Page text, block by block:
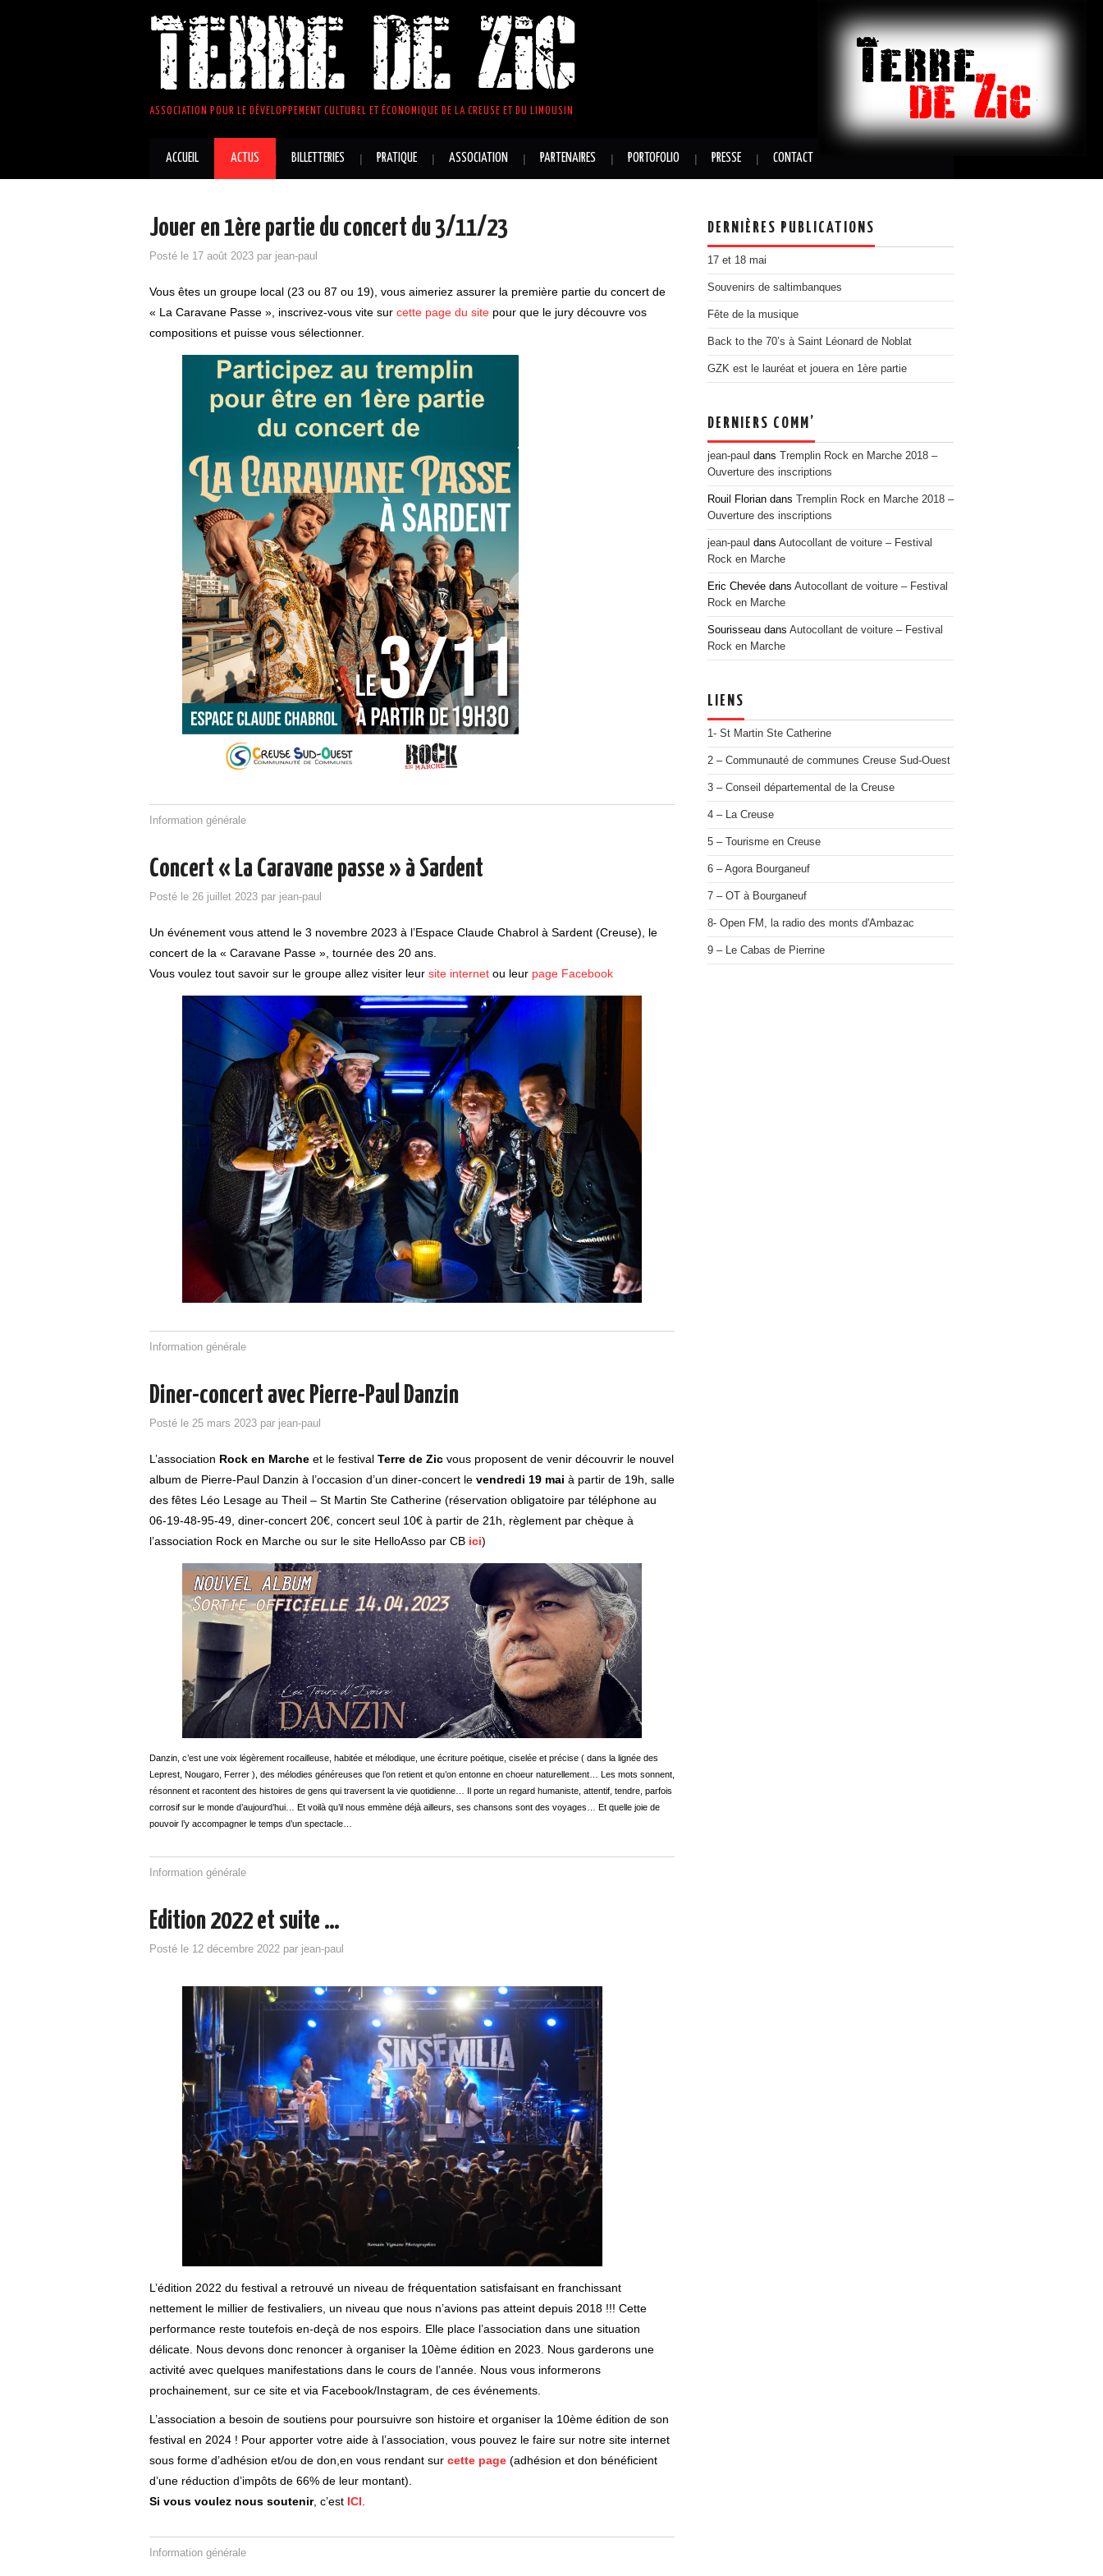
TERRE DE ZIC
ASSOCIATION POUR LE DÉVELOPPEMENT CULTUREL ET ÉCONOMIQUE DE LA CREUSE ET DU LIMOUSIN
ACCUEIL ACTUS BILLETTERIES PRATIQUE ASSOCIATION PARTENAIRES PORTOFOLIO PRESSE CONTACT
Jouer en 1ère partie du concert du 3/11/23
Posté le 17 août 2023 par jean-paul
Vous êtes un groupe local (23 ou 87 ou 19), vous aimeriez assurer la première partie du concert de
« La Caravane Passe », inscrivez-vous vite sur cette page du site pour que le jury découvre vos
compositions et puisse vous sélectionner.
Information générale
Concert « La Caravane passe » à Sardent
Posté le 26 juillet 2023 par jean-paul
Un événement vous attend le 3 novembre 2023 à l’Espace Claude Chabrol à Sardent (Creuse), le
concert de la « Caravane Passe », tournée des 20 ans.
Vous voulez tout savoir sur le groupe allez visiter leur site internet ou leur page Facebook
Information générale
Diner-concert avec Pierre-Paul Danzin
Posté le 25 mars 2023 par jean-paul
L’association Rock en Marche et le festival Terre de Zic vous proposent de venir découvrir le nouvel
album de Pierre-Paul Danzin à l’occasion d’un diner-concert le vendredi 19 mai à partir de 19h, salle
des fêtes Léo Lesage au Theil – St Martin Ste Catherine (réservation obligatoire par téléphone au
06-19-48-95-49, diner-concert 20€, concert seul 10€ à partir de 21h, règlement par chèque à
l’association Rock en Marche ou sur le site HelloAsso par CB ici)
Danzin, c’est une voix légèrement rocailleuse, habitée et mélodique, une écriture poétique, ciselée et précise ( dans la lignée des
Leprest, Nougaro, Ferrer ), des mélodies généreuses que l’on retient et qu’on entonne en choeur naturellement… Les mots sonnent,
résonnent et racontent des histoires de gens qui traversent la vie quotidienne… Il porte un regard humaniste, attentif, tendre, parfois
corrosif sur le monde d’aujourd’hui… Et voilà qu’il nous emmène déjà ailleurs, ses chansons sont des voyages… Et quelle joie de
pouvoir l’y accompagner le temps d’un spectacle…
Information générale
Edition 2022 et suite …
Posté le 12 décembre 2022 par jean-paul
L’édition 2022 du festival a retrouvé un niveau de fréquentation satisfaisant en franchissant
nettement le millier de festivaliers, un niveau que nous n’avions pas atteint depuis 2018 !!! Cette
performance reste toutefois en-deçà de nos espoirs. Elle place l’association dans une situation
délicate. Nous devons donc renoncer à organiser la 10ème édition en 2023. Nous garderons une
activité avec quelques manifestations dans le cours de l’année. Nous vous informerons
prochainement, sur ce site et via Facebook/Instagram, de ces événements.
L’association a besoin de soutiens pour poursuivre son histoire et organiser la 10ème édition de son
festival en 2024 ! Pour apporter votre aide à l’association, vous pouvez le faire sur notre site internet
sous forme d’adhésion et/ou de don,en vous rendant sur cette page (adhésion et don bénéficient
d’une réduction d’impôts de 66% de leur montant).
Si vous voulez nous soutenir, c’est ICI.
Information générale
DERNIÈRES PUBLICATIONS
17 et 18 mai
Souvenirs de saltimbanques
Fête de la musique
Back to the 70’s à Saint Léonard de Noblat
GZK est le lauréat et jouera en 1ère partie
DERNIERS COMM’
jean-paul dans
Tremplin Rock en Marche 2018 –
Ouverture des inscriptions
Rouil Florian dans
Tremplin Rock en Marche 2018 –
Ouverture des inscriptions
jean-paul dans Autocollant de voiture – Festival
Rock en Marche
Eric Chevée dans Autocollant de voiture – Festival
Rock en Marche
Sourisseau dans Autocollant de voiture – Festival
Rock en Marche
LIENS
1- St Martin Ste Catherine
2 – Communauté de communes Creuse Sud-Ouest
3 – Conseil départemental de la Creuse
4 – La Creuse
5 – Tourisme en Creuse
6 – Agora Bourganeuf
7 – OT à Bourganeuf
8- Open FM, la radio des monts d'Ambazac
9 – Le Cabas de Pierrine